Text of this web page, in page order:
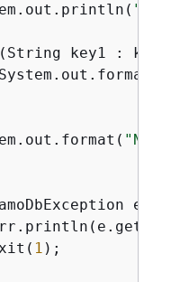
key1 :
"No
e)
1 );